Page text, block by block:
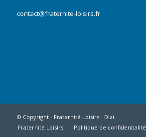
contact@fraternite-loisirs.fr
© Copyright - Fraternité Loisirs - Dixi
Fraternité Loisirs
Politique de confidentialité